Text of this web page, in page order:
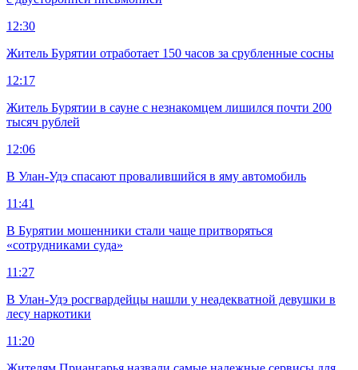
12:30
Житель Бурятии отработает 150 часов за срубленные сосны
12:17
Житель Бурятии в сауне с незнакомцем лишился почти 200
тысяч рублей
12:06
В Улан-Удэ спасают провалившийся в яму автомобиль
11:41
В Бурятии мошенники стали чаще притворяться
«сотрудниками суда»
11:27
В Улан-Удэ росгвардейцы нашли у неадекватной девушки в
лесу наркотики
11:20